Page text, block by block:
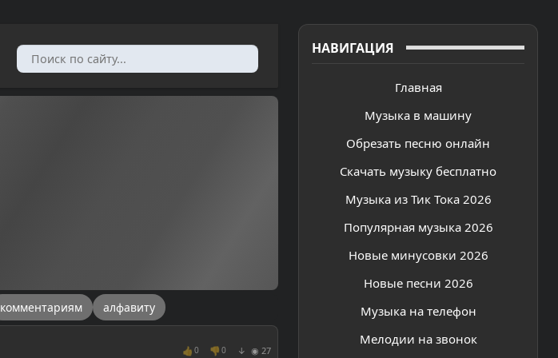
НАВИГАЦИЯ
Главная
Музыка в машину
Обрезать песню онлайн
Скачать музыку бесплатно
Музыка из Тик Тока 2026
Популярная музыка 2026
Новые минусовки 2026
Новые песни 2026
Музыка на телефон
Мелодии на звонок
комментариям алфавиту
👍 0 👎 0 ↓ ◉ 27